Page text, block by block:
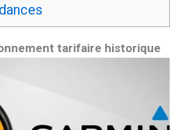
tarifaire historique